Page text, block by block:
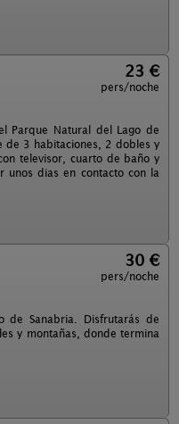
23 €
pers/noche
Parque Natural del Lago de
de 3 habitaciones, 2 dobles y
televisor, cuarto de baño y
dias en contacto con la
30 €
pers/noche
Sanabria. Disfrutarás de
y montañas, donde termina